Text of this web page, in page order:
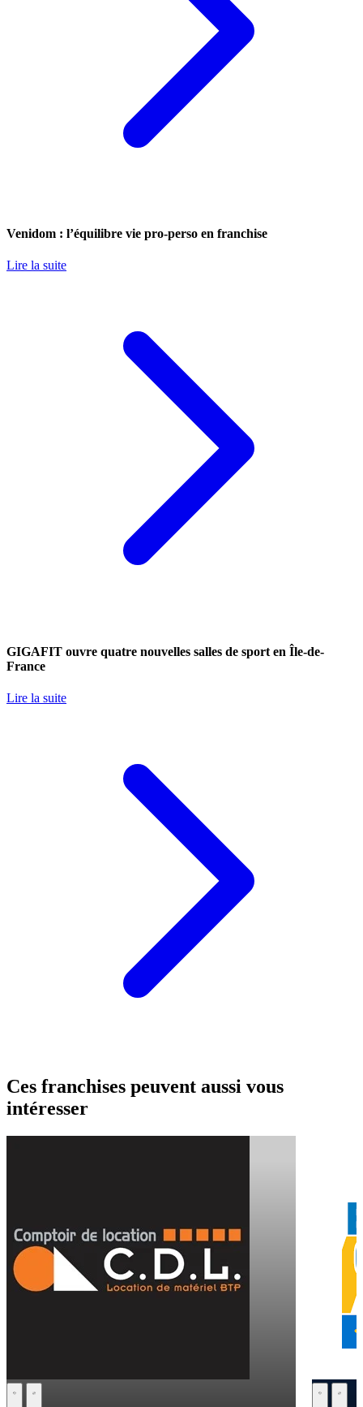
Venidom : l’équilibre vie pro-perso en franchise
Lire la suite
GIGAFIT ouvre quatre nouvelles salles de sport en Île-de-
France
Lire la suite
Ces franchises peuvent aussi vous
intéresser